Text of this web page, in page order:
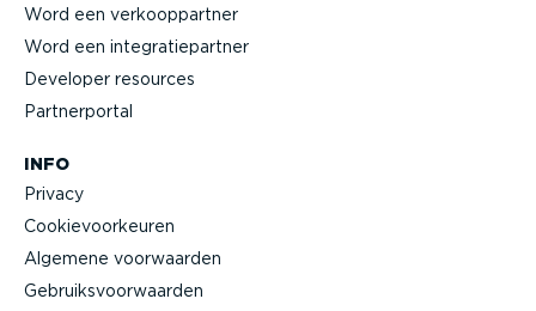
Word een verkoop­partner
Word een integra­tie­partner
Developer resources
Partner­portal
INFO
Privacy
Cookie­voor­keuren
Algemene voorwaarden
Gebruiks­voor­waarden